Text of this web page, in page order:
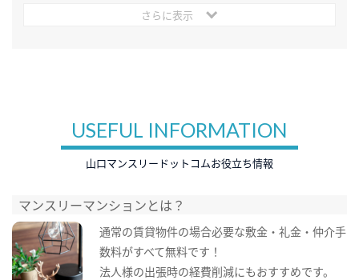
さらに表示
USEFUL INFORMATION
山口マンスリードットコムお役立ち情報
マンスリーマンションとは？
通常の賃貸物件の場合必要な敷金・礼金・仲介手
数料がすべて無料です！
法人様の出張時の経費削減にもおすすめです。